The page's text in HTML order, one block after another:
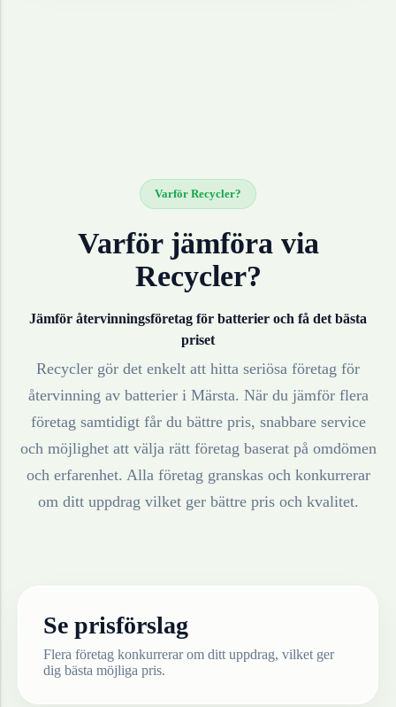
Varför Recycler?
Varför jämföra via
Recycler?
Jämför återvinningsföretag för batterier och få det bästa
priset
Recycler gör det enkelt att hitta seriösa företag för
återvinning av batterieri Märsta. När du jämför flera
företag samtidigt får du bättre pris, snabbare service
och möjlighet att välja rätt företag baserat på omdömen
och erfarenhet. Alla företag granskas och konkurrerar
om ditt uppdrag vilket ger bättre pris och kvalitet.
Se prisförslag
Flera företag konkurrerar om ditt uppdrag, vilket ger
dig bästa möjliga pris.